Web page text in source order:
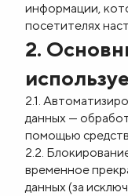
информации,
посетителях
2.
2.1.
данных —
помощью
2.2.
временное
данных (за